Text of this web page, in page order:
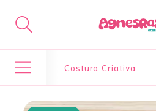
Costura Criativa